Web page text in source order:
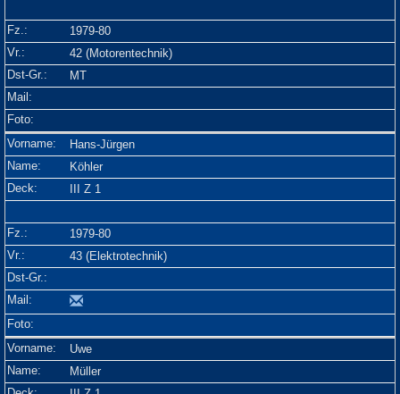
1979-80
42 (Motorentechnik)
MT
Hans-Jürgen
Köhler
III Z 1
1979-80
43 (Elektrotechnik)
Uwe
Müller